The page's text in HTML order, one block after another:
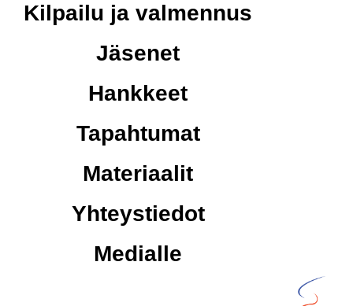
Kilpailu ja valmennus
Jäsenet
Hankkeet
Tapahtumat
Materiaalit
Yhteystiedot
Medialle